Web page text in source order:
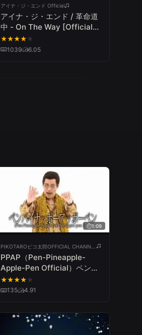
アイナ・ジ・エンド Official
アイナ・ジ・エンド / 革命道
中 - On The Way [Official
Music Video]（TVアニメ
『ダンダダン』第2期オープ
★★★★ ★
1039
6.05
1:09
PPAP（Pen-Pineapple-
Apple-Pen Official）ペンパ
イナッポーアッポーペン／
PIKOTARO(ピコ太郎)
★★★★ ★
135
4.91